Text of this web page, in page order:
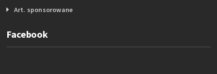
Art. sponsorowane
Facebook